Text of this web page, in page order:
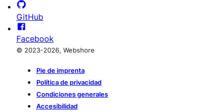
GitHub
Facebook
© 2023-2026, Webshore
Pie de imprenta
Política de privacidad
Condiciones generales
Accesibilidad